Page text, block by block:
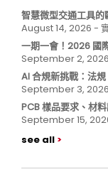
智慧微型交通工具
August 14, 2026 -
一期一會！2026 國
September 2,
AI 合規新挑戰：法
September 3,
PCB 樣品要求、材
September 15,
see all